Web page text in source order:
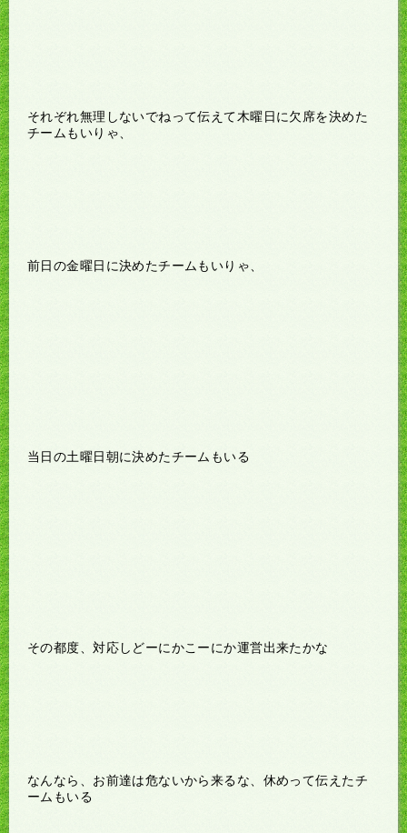
それぞれ無理しないでねって伝えて木曜日に欠席を決めた
チームもいりゃ、
前日の金曜日に決めたチームもいりゃ、
当日の土曜日朝に決めたチームもいる
その都度、対応しどーにかこーにか運営出来たかな
なんなら、お前達は危ないから来るな、休めって伝えたチ
ームもいる